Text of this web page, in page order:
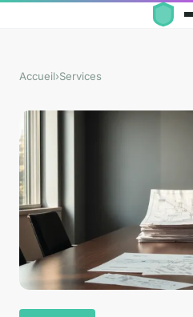
Accueil›Services